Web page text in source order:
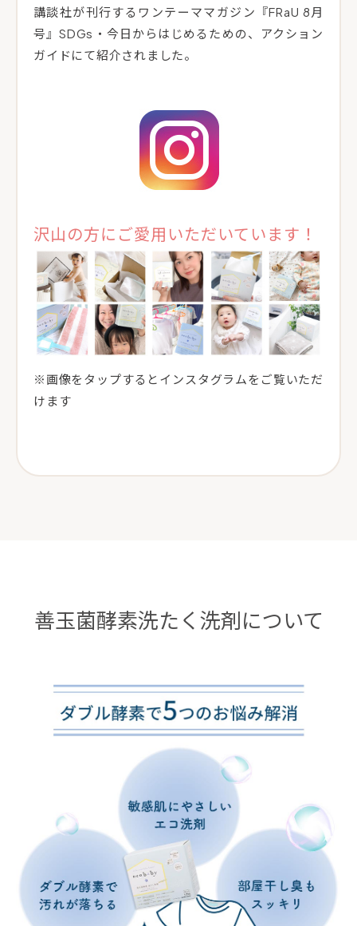
講談社が刊行するワンテーママガジン『FRaU 8月
号』SDGs・今日からはじめるための、アクション
ガイドにて紹介されました。
沢山の方にご愛用いただいています！
※画像をタップするとインスタグラムをご覧いただ
けます
善玉菌酵素洗たく洗剤について